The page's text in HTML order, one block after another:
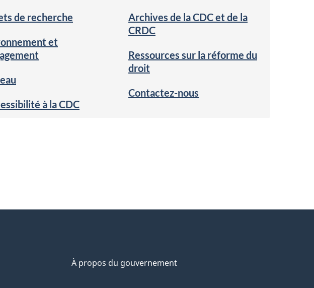
de recherche
et
à laCDC
Archives de la CDC et de la
CRDC
Ressources sur la réforme du
droit
Contactez-nous
À propos du gouvernement